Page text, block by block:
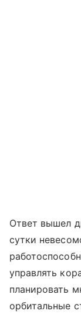
Ответ вышел
сутки
управлять
планировать
орбитальные